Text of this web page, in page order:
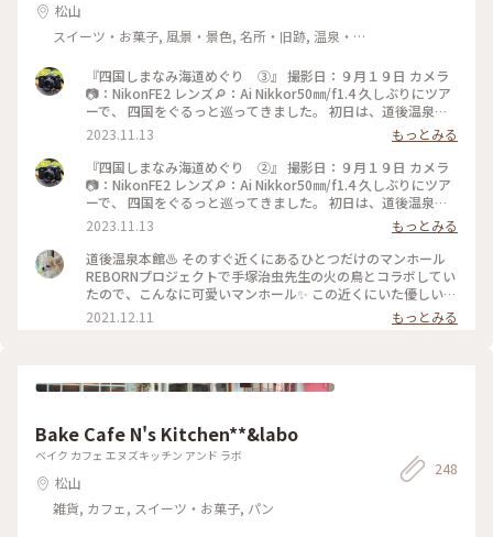
松山
スイーツ・お菓子, 風景・景色, 名所・旧跡, 温泉・ス
『四国しまなみ海道めぐり ③』 撮影日：９月１９日 カメラ
📷：NikonFE2 レンズ🔎：Ai Nikkor50㎜/f1.4 久しぶりにツア
ーで、 四国をぐるっと巡ってきました。 初日は、道後温泉に
宿泊です。 早めに到着したので、 夕飯前に散歩しました。 商
店街を抜けて、 駅前までやってきました。 商店街のアーケー
ドもアート作品が飾られていました。 見てみたかったからく
り時計‼️ 可愛かったです🥰 #秋さんぽ#私のことりっぷ旅#こと
りっぷ四国#道後温泉#からくり時計#フィルム#フィルムカメ
2023.11.13
もっとみる
『四国しまなみ海道めぐり ②』 撮影日：９月１９日 カメラ
📷：NikonFE2 レンズ🔎：Ai Nikkor50㎜/f1.4 久しぶりにツア
ーで、 四国をぐるっと巡ってきました。 初日は、道後温泉に
宿泊です。 早めに到着したので、 夕飯前に散歩しました。 道
後温泉は改装中で、 半分は幕で覆われていました。 その幕
が、アート作品になっていて、 すごく素敵でした✨✨ 夕食後、
実際に温泉に入りましたが、 中もレトロで素敵な空間でし
た。 温泉は、熱かったです。 飛鳥乃湯泉は、外観だけ。 中も
素敵だとは聞いていたのですが、 次回の楽しみにとっておき
ます😁 蜷川実花さんのアートが、 怪しい雰囲気で、カッコよ
2023.11.13
もっとみる
道後温泉本館♨️ そのすぐ近くにあるひとつだけのマンホール
REBORNプロジェクトで手塚治虫先生の火の鳥とコラボしてい
たので、こんなに可愛いマンホール✨ この近くにいた優しい警
備員のおじさんに次の目的地の道を教えてもらいましたよ。 #
私のことりっぷ #愛媛 #松山 #道後温泉 #マンホール#火の鳥
2021.12.11 もっとみる
Bake Cafe N's Kitchen**&labo
ベイク カフェ エヌズキッチン アンド ラボ
松山
雑貨, カフェ, スイーツ・お菓子, パン
248